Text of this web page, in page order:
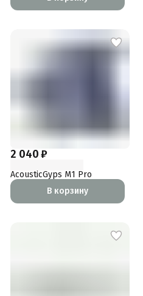
2 040 ₽
AcousticGyps M1 Pro
В корзину